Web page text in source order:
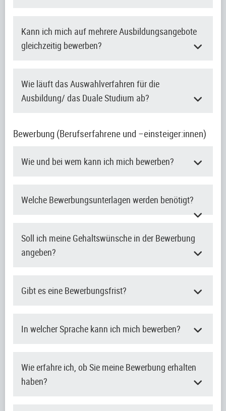
Kann ich mich auf mehrere Ausbildungsangebote
gleichzeitig bewerben?
Wie läuft das Auswahlverfahren für die
Ausbildung/ das Duale Studium ab?
Bewerbung (Berufserfahrene und –einsteiger:innen)
Wie und bei wem kann ich mich bewerben?
Welche Bewerbungsunterlagen werden benötigt?
Soll ich meine Gehaltswünsche in der Bewerbung
angeben?
Gibt es eine Bewerbungsfrist?
In welcher Sprache kann ich mich bewerben?
Wie erfahre ich, ob Sie meine Bewerbung erhalten
haben?